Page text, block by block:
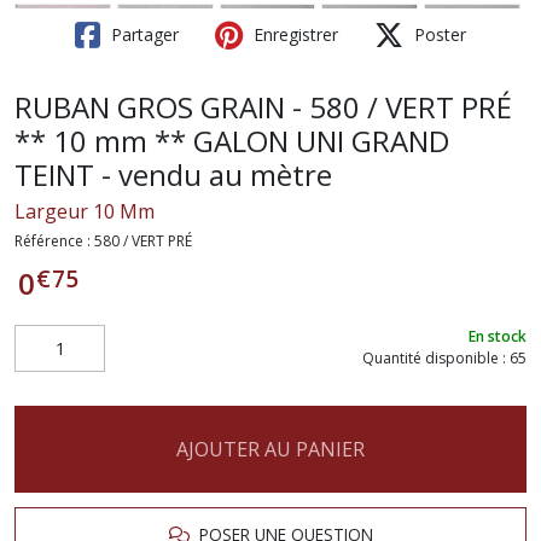
Partager Enregistrer Poster
RUBAN GROS GRAIN - 580 / VERT PRÉ
** 10 mm ** GALON UNI GRAND
TEINT - vendu au mètre
Largeur 10 Mm
Référence : 580 / VERT PRÉ
0€75
En stock
Quantité disponible : 65
AJOUTER AU PANIER
POSER UNE QUESTION